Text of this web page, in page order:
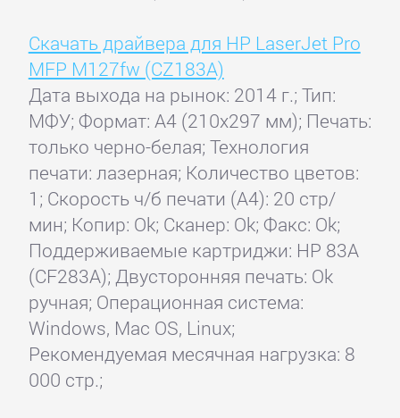
Скачать драйвера для HP LaserJet Pro
MFP M127fw (CZ183A)
Дата выхода на рынок: 2014 г.; Тип:
МФУ; Формат: A4 (210x297 мм); Печать:
только черно-белая; Технология
печати: лазерная; Количество цветов:
1; Скорость ч/б печати (А4): 20 стр/
мин; Копир: Ok; Сканер: Ok; Факс: Ok;
Поддерживаемые картриджи: HP 83A
(CF283A); Двусторонняя печать: Ok
ручная; Операционная система:
Windows, Mac OS, Linux;
Рекомендуемая месячная нагрузка: 8
000 стр.;